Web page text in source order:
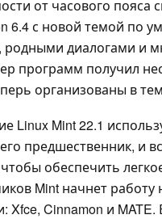
от часового пояса
6.4 с новой темой по
родными диалогами и
программ получил
организованы в
Linux Mint 22.1
предшественник, и
обеспечить
Mint начнет
Xfce, Cinnamon и